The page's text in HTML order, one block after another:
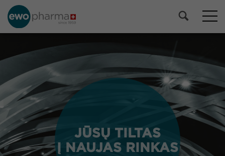
JŪSŲ TILTAS
Į NAUJAS RINKAS
JŪSŲ TILTAS
Į NAUJAS RINKAS